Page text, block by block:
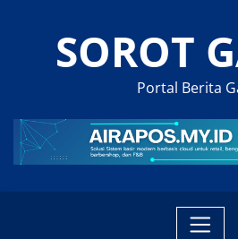
SOROT
Portal Berita